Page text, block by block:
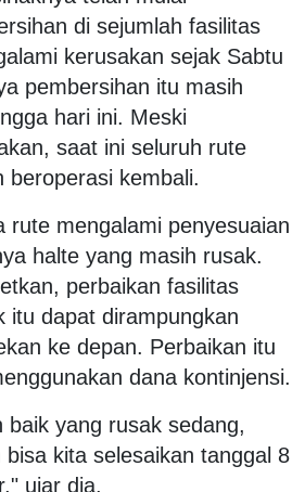
di sejumlah fasilitas
kerusakan sejak Sabtu
pembersihan itu masih
hari ini. Meski
saat ini seluruh rute
beroperasi kembali.
rute mengalami penyesuaian
halte yang masih rusak.
perbaikan fasilitas
itu dapat dirampungkan
ke depan. Perbaikan itu
dana kontinjensi.
baik yang rusak sedang,
kita selesaikan tanggal 8
ujar dia.